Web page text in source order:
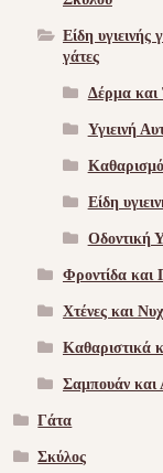
Είδη υγιεινής
γάτες
Δέρμα και
Υγιεινή
Είδη
Οδοντική
Φροντίδα και
Χτένες και
Καθαριστικά
Σαμπουάν
Γάτα
Σκύλος